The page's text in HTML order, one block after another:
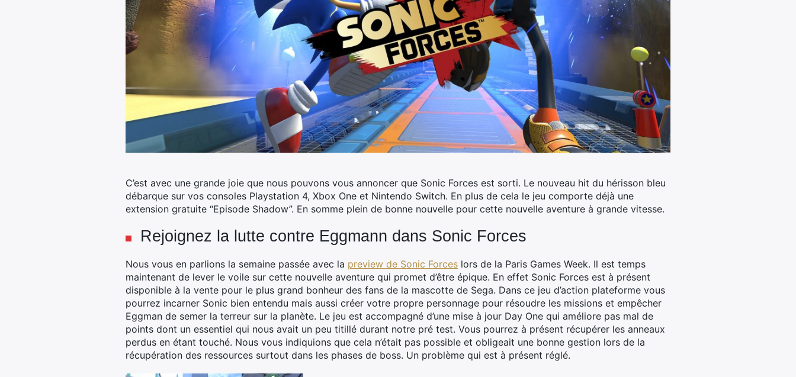
C’est avec une grande joie que nous pouvons vous annoncer que Sonic Forces est sorti. Le nouveau hit du hérisson bleu
débarque sur vos consoles Playstation 4, Xbox One et Nintendo Switch. En plus de cela le jeu comporte déjà une
extension gratuite “Episode Shadow”. En somme plein de bonne nouvelle pour cette nouvelle aventure à grande vitesse.
Rejoignez la lutte contre Eggmann dans Sonic Forces
Nous vous en parlions la semaine passée avec la preview de Sonic Forces lors de la Paris Games Week. Il est temps
maintenant de lever le voile sur cette nouvelle aventure qui promet d’être épique. En effet Sonic Forces est à présent
disponible à la vente pour le plus grand bonheur des fans de la mascotte de Sega. Dans ce jeu d’action plateforme vous
pourrez incarner Sonic bien entendu mais aussi créer votre propre personnage pour résoudre les missions et empêcher
Eggman de semer la terreur sur la planète. Le jeu est accompagné d’une mise à jour Day One qui améliore pas mal de
points dont un essentiel qui nous avait un peu titillé durant notre pré test. Vous pourrez à présent récupérer les anneaux
perdus en étant touché. Nous vous indiquions que cela n’était pas possible et obligeait une bonne gestion lors de la
récupération des ressources surtout dans les phases de boss. Un problème qui est à présent réglé.